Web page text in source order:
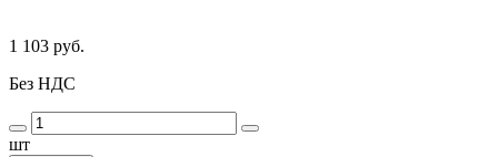
1 103 руб.
Без НДС
шт